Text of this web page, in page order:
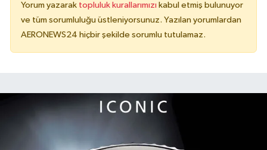
Yorum yazarak topluluk kurallarımızı kabul etmiş bulunuyor
ve tüm sorumluluğu üstleniyorsunuz. Yazılan yorumlardan
AERONEWS24 hiçbir şekilde sorumlu tutulamaz.